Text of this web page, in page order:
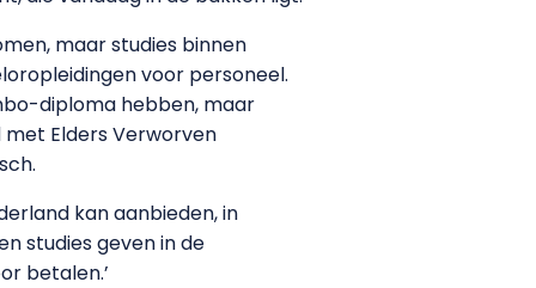
maar studies binnen
voor personeel.
diploma hebben, maar
Elders Verworven
kan aanbieden, in
studies geven in de
betalen.’